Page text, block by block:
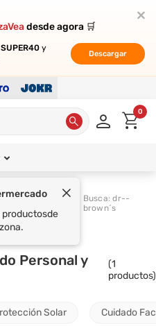
desde agora 🛒
SUPER40 y
Descargar
desde agora 🛒
SUPER40 y
Descargar
0
productosde
Personal y
Busca: dr--
brown´s
Personal y
(1
productos)
Solar Cuidado